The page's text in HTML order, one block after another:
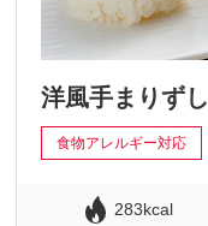
洋風手まりずし
食物アレルギー対応
283kcal